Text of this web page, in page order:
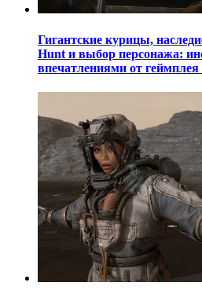
Гигантские курицы,
Hunt и выбор персонажа:
впечатлениями от